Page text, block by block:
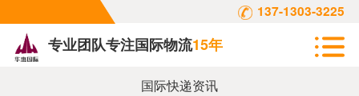
137-1303-3225
专业团队专注国际物流15年
国际快递资讯